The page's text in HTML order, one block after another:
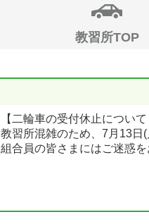
教習所TOP
【二輪車の受付休止について
教習所混雑のため、7月13日
組合員の皆さまにはご迷惑